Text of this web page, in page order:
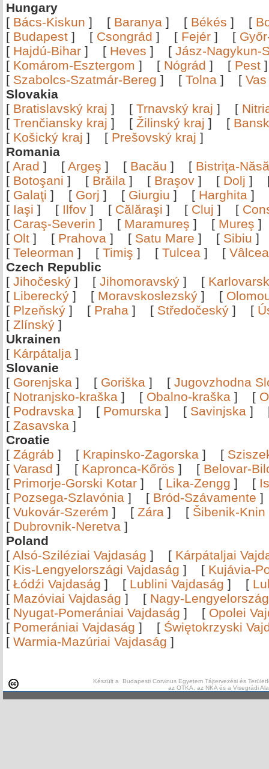
Hungary
[ Bács-Kiskun ] [ Baranya ] [ Békés ] [
[ Budapest ] [ Csongrád ] [ Fejér ] [
[ Hajdú-Bihar ] [ Heves ] [ Jász-Nagykun-
[ Komárom-Esztergom ] [ Nógrád ] [ Pest
[ Szabolcs-Szatmár-Bereg ] [ Tolna ] [ Vas
Slovakia
[ Bratislavský kraj ] [ Trnavský kraj ] [
[ Trenčiansky kraj ] [ Žilinský kraj ] [
[ Košický kraj ] [ Prešovský kraj ]
Romania
[ Arad ] [ Argeş ] [ Bacău ] [ Bistriţa-
[ Botoşani ] [ Brăila ] [ Braşov ] [ Dolj ]
[ Galaţi ] [ Gorj ] [ Giurgiu ] [ Harghita ]
[ Iaşi ] [ Ilfov ] [ Călăraşi ] [ Cluj ] [
[ Caraş-Severin ] [ Maramureş ] [ Mureş
[ Olt ] [ Prahova ] [ Satu Mare ] [ Sibiu
[ Teleorman ] [ Timiş ] [ Tulcea ] [
Czech Republic
[ Jihočeský ] [ Jihomoravský ] [
[ Liberecký ] [ Moravskoslezský ] [
[ Plzeňský ] [ Praha ] [ Středočeský ] [
[ Zlínský ]
Ukrainen
[ Kárpátalja ]
Slovanie
[ Gorenjska ] [ Goriška ] [ Jugovzhodna
[ Notranjsko-kraška ] [ Obalno-kraška ] [
[ Podravska ] [ Pomurska ] [ Savinjska ]
[ Zasavska ]
Croatie
[ Zágráb ] [ Krapinsko-Zagorska ] [
[ Varasd ] [ Kapronca-Kőrös ] [ Belovar-
[ Primorje-Gorski Kotar ] [ Lika-Zengg ] [
[ Pozsega-Szlavónia ] [ Bród-Szávamente
[ Vukovár-Szerém ] [ Zára ] [ Šibenik-Knin
[ Dubrovnik-Neretva ]
Poland
[ Alsó-Sziléziai Vajdaság ] [ Kárpátaljai
[ Kis-Lengyelországi Vajdaság ] [ Kujávia-
[ Łódźi Vajdaság ] [ Lublini Vajdaság ] [
[ Mazóviai Vajdaság ] [ Nagy-
[ Nyugat-Pomerániai Vajdaság ] [ Opolei
[ Pomerániai Vajdaság ] [ Świętokrzyski
[ Warmia-Mazúriai Vajdaság ]
Készült a Budapesti Corvinus Egyetem Tájtervezési és
az OTKA, az NKA és a Visegrádi